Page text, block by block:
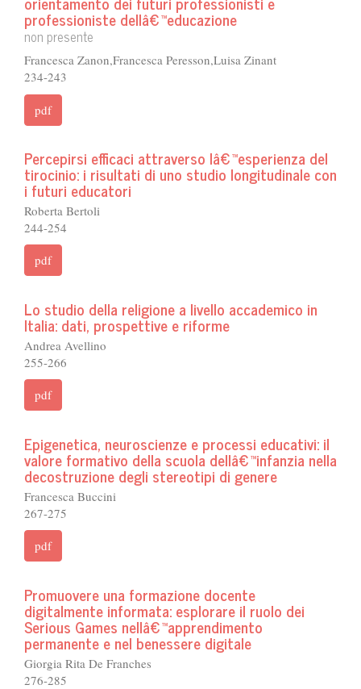
professioniste dellâ€™educazione
non presente
Francesca Zanon,Francesca Peresson,Luisa Zinant
234-243
pdf
Percepirsi efficaci attraverso lâ€™esperienza del
tirocinio: i risultati di uno studio longitudinale con
i futuri educatori
Roberta Bertoli
244-254
pdf
Lo studio della religione a livello accademico in
Italia: dati, prospettive e riforme
Andrea Avellino
255-266
pdf
Epigenetica, neuroscienze e processi educativi: il
valore formativo della scuola dellâ€™infanzia nella
decostruzione degli stereotipi di genere
Francesca Buccini
267-275
pdf
Promuovere una formazione docente
digitalmente informata: esplorare il ruolo dei
Serious Games nellâ€™apprendimento
permanente e nel benessere digitale
Giorgia Rita De Franches
276-285